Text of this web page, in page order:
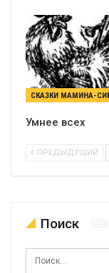
Умнее всех
ПРЕДЫДУЩИЙ
Поиск